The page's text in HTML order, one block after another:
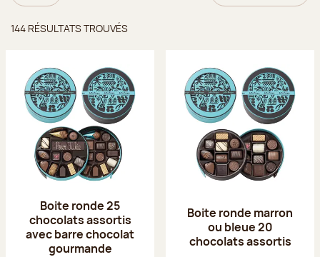
144 RÉSULTATS TROUVÉS
Boite ronde 25
chocolats assortis
avec barre chocolat
gourmande
Boite ronde marron
ou bleue 20
chocolats assortis